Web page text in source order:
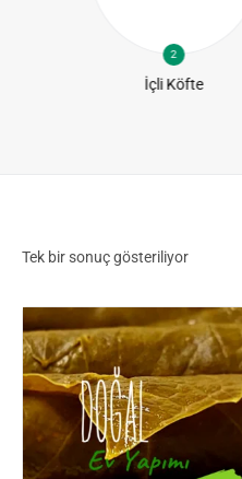
2
İçli Köfte
Tek bir sonuç gösteriliyor